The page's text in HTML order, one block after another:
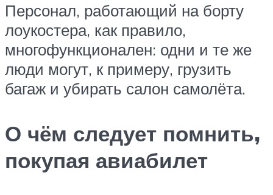
Персонал, работающий на борту
лоукостера, как правило,
многофункционален: одни и те же
люди могут, к примеру, грузить
багаж и убирать салон самолёта.
О чём следует помнить,
покупая авиабилет